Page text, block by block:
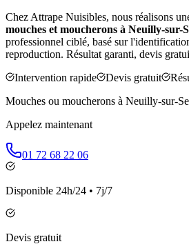
Chez Attrape Nuisibles, nous réalisons
mouches et moucherons à Neuilly-sur-
professionnel ciblé, basé sur
reproduction. Résultat garanti, devis
Intervention rapide
Devis gratuit
Mouches ou moucherons à Neuilly-sur-
Appelez maintenant
01 72 68 22 06
Disponible 24h/24 • 7j/7
Devis gratuit